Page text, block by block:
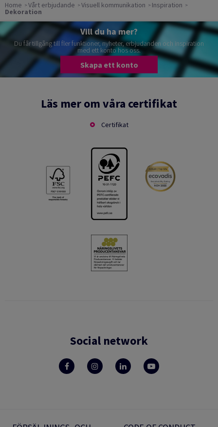
Home Vårt erbjudande Visuell kommunikation Inspiration
Dekoration
Vill du ha mer?
Du får tillgång till fler funktioner, nyheter, erbjudanden och inspiration
med ett konto hos oss.
Skapa ett konto
Läs mer om våra certifikat
Certifikat
Social network